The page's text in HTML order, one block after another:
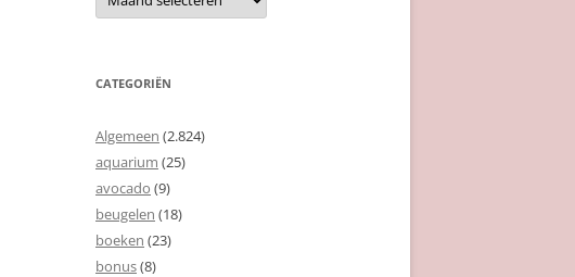
CATEGORIËN
Algemeen (2.824)
aquarium (25)
avocado (9)
beugelen (18)
boeken (23)
bonus(8)